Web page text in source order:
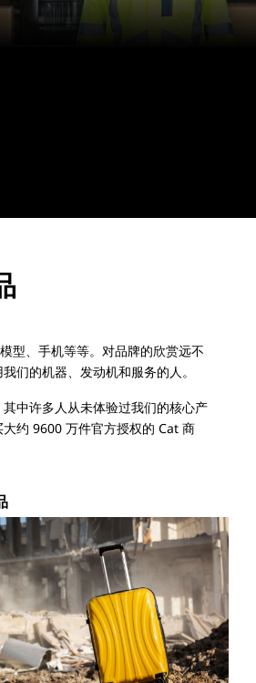
型、手机等等。对品牌的欣赏远不
们的机器、发动机和服务的人。
中许多人从未体验过我们的核心产
约 9600 万件官方授权的 Cat 商